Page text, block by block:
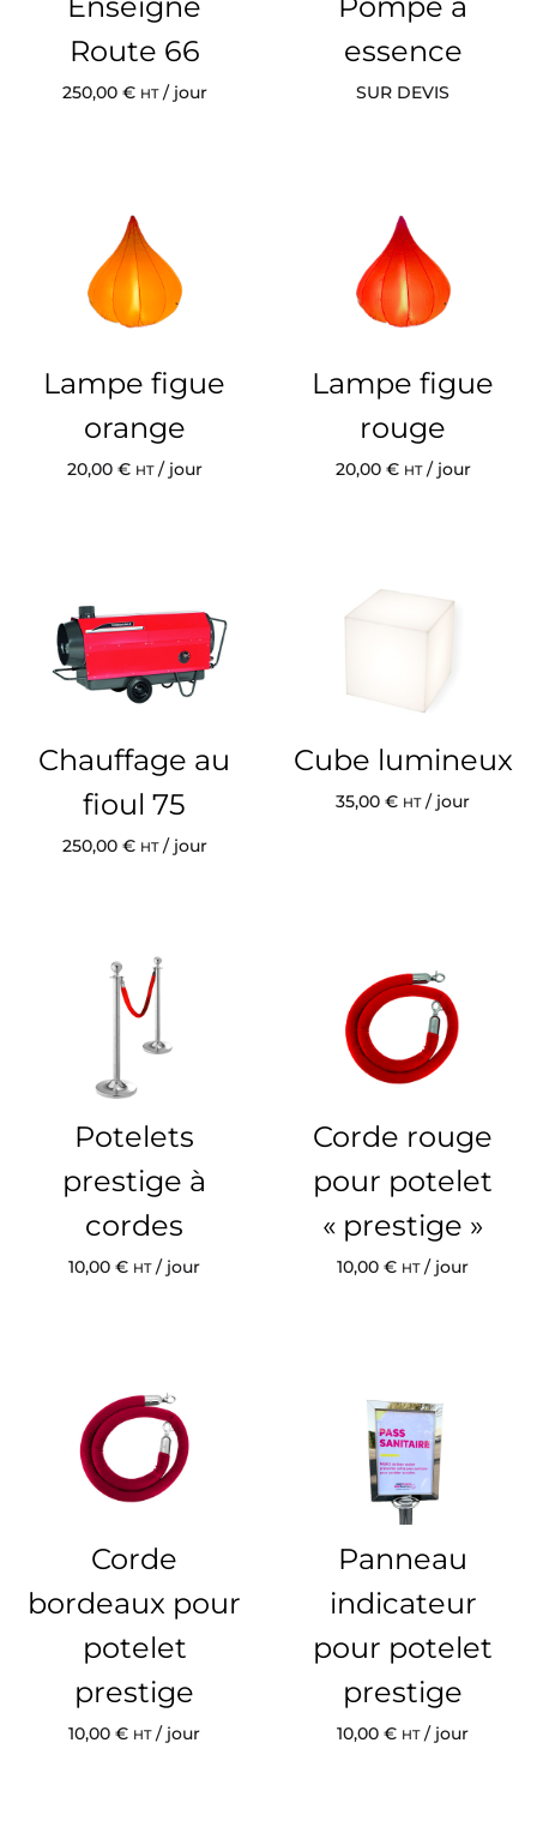
Route 66
250,00 € HT/ jour
essence
SUR DEVIS
Lampe figue
orange
20,00 € HT/ jour
Lampe figue
rouge
20,00 € HT/ jour
Chauffage au
fioul 75
250,00 € HT/ jour
Cube lumineux
35,00 € HT/ jour
Potelets
prestige à
cordes
10,00 € HT/ jour
Corde rouge
pour potelet
« prestige »
10,00 € HT/ jour
Corde
bordeaux pour
potelet
prestige
10,00 € HT/ jour
Panneau
indicateur
pour potelet
prestige
10,00 € HT/ jour